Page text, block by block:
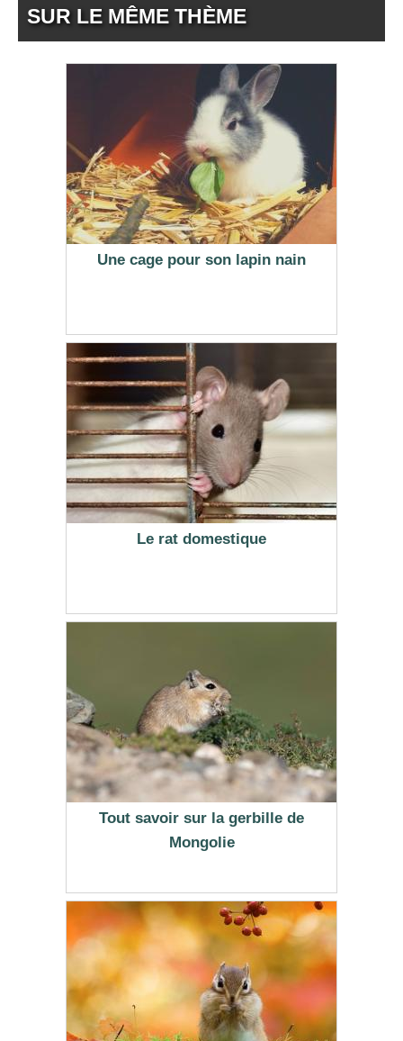
SUR LE MÊME THÈME
Une cage pour son lapin nain
Le rat domestique
Tout savoir sur la gerbille de
Mongolie